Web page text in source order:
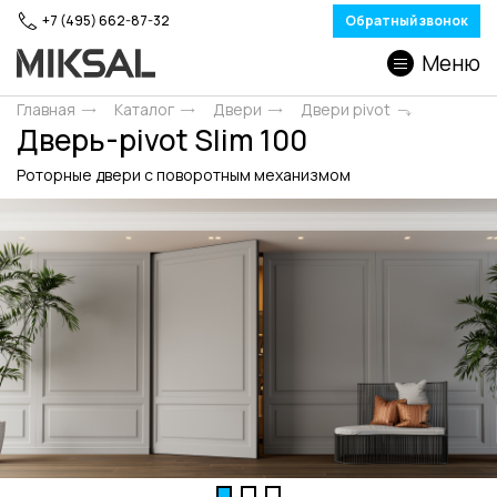
+7 (495) 662-87-32 Обратный звонок
Меню
Главная Каталог Двери Двери pivot
Дверь-pivot Slim 100
Роторные двери c поворотным механизмом